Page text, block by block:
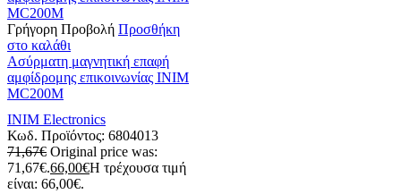
Γρήγορη Προβολή Προσθήκη
στο καλάθι
Ασύρματη μαγνητική επαφή
αμφίδρομης επικοινωνίας INIM
MC200M
INIM Electronics
Κωδ. Προϊόντος: 6804013
71,67€ Original price was:
71,67€.66,00€Η τρέχουσα τιμή
είναι: 66,00€.